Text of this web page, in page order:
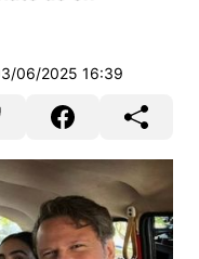
06/2025 16:39